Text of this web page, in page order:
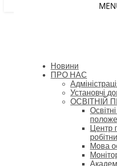
Новини
ПРО НАС
Установчі
ОСВІТНІЙ
Центр
Мова